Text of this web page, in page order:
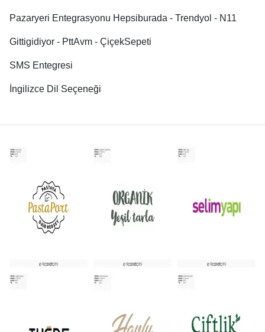
Pazaryeri Entegrasyonu Hepsiburada - Trendyol - N11
Gittigidiyor - PttAvm - ÇiçekSepeti
SMS Entegresi
İngilizce Dil Seçeneği